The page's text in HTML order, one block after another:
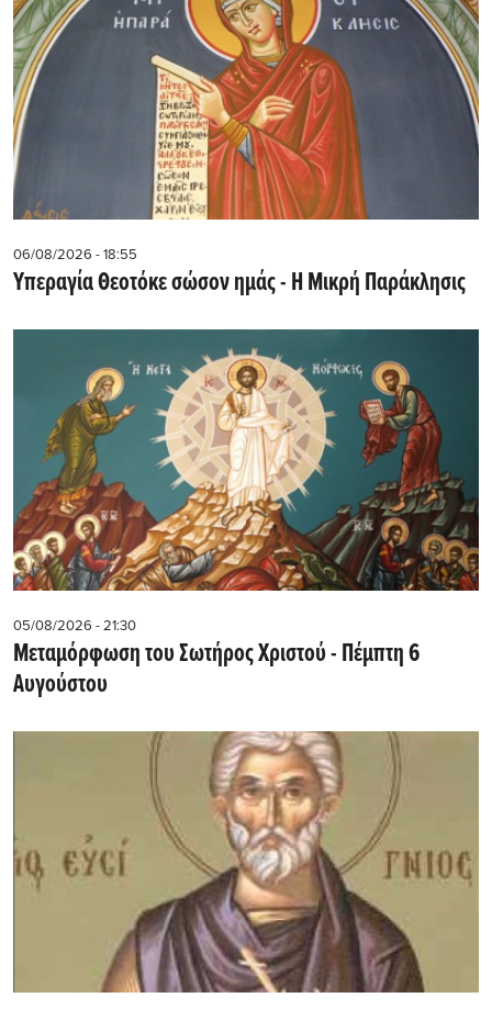
06/08/2026 - 18:55
Υπεραγία Θεοτόκε σώσον ημάς - Η Μικρή Παράκλησις
05/08/2026 - 21:30
Μεταμόρφωση του Σωτήρος Χριστού - Πέμπτη 6
Αυγούστου